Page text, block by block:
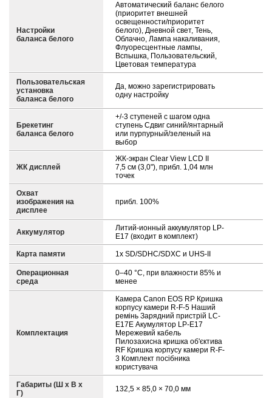
Настройки
баланса белого
Автоматический баланс белого
(приоритет внешней
освещенности/приоритет
белого), Дневной свет, Тень,
Облачно, Лампа накаливания,
Флуоресцентные лампы,
Вспышка, Пользовательский,
Цветовая температура
Пользовательская
установка
баланса белого
Да, можно зарегистрировать
одну настройку
Брекетинг
баланса белого
+/-3 ступеней с шагом одна
ступень Сдвиг синий/янтарный
или пурпурный/зеленый на
выбор
ЖК дисплей
ЖК-экран Clear View LCD II
7,5 см (3,0"), прибл. 1,04 млн
точек
Охват
изображения на
дисплее
прибл. 100%
Аккумулятор
Литий-ионный аккумулятор LP-
E17 (входит в комплект)
Карта памяти 1x SD/SDHC/SDXC и UHS-II
Операционная
среда
0–40 °C, при влажности 85% и
менее
Комплектация
Камера Canon EOS RP Кришка
корпусу камери R-F-5 Наший
ремінь Зарядний пристрій LC-
E17E Акумулятор LP-E17
Мережевий кабель
Пилозахисна кришка об'єктива
RF Кришка корпусу камери R-F-
3 Комплект посібника
користувача
Габариты (Ш х В х
Г)
132,5 × 85,0 × 70,0 мм